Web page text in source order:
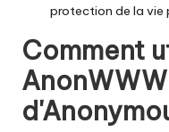
protection de la vie
Comment